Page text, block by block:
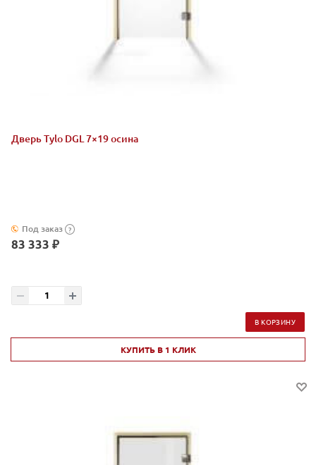
Дверь Tylo DGL 7×19 осина
Под заказ ?
83 333 ₽
В КОРЗИНУ
КУПИТЬ В 1 КЛИК